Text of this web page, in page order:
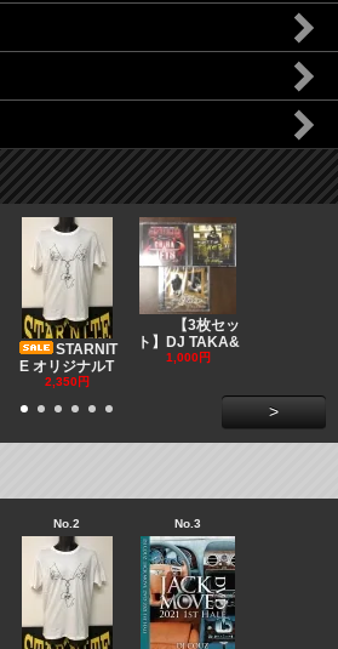
STARNIT
E オリジナルT
2,350円
【3枚セッ
ト】DJ TAKA&
1,000円
>
No.2 No.3